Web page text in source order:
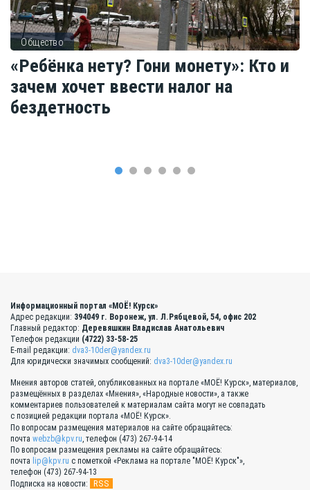
Общество
«Ребёнка нету? Гони монету»: Кто и
зачем хочет ввести налог на
бездетность
Информационный портал «МОЁ! Курск»
Адрес редакции: 394049 г. Воронеж, ул. Л.Рябцевой, 54, офис 202
Главный редактор: Деревяшкин Владислав Анатольевич
Телефон редакции (4722) 33-58-25
E-mail редакции: dva3-10der@yandex.ru
Для юридически значимых сообщений: dva3-10der@yandex.ru
Мнения авторов статей, опубликованных на портале «МОЁ! Курск», материалов,
размещённых в разделах «Мнения», «Народные новости», а также
комментариев пользователей к материалам сайта могут не совпадать
с позицией редакции портала «МОЁ! Курск».
По вопросам размещения материалов на сайте обращайтесь:
почта webzb@kpv.ru, телефон (473) 267-94-14
По вопросам размещения рекламы на сайте обращайтесь:
почта lip@kpv.ru с пометкой «Реклама на портале "МОЁ! Курск"»,
телефон (473) 267-94-13
Подписка на новости:
RSS